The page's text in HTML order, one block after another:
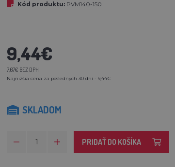
Kód produktu: PVM140-150
9,44€
7,67€ BEZ DPH
Najnižšia cena za posledných 30 dní - 9,44€
SKLADOM
PRIDAŤ DO KOŠÍKA